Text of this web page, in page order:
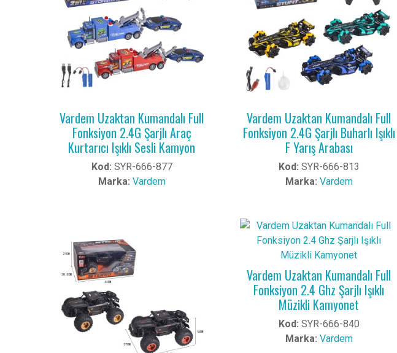
Vardem Uzaktan Kumandalı Full
Fonksiyon 2.4G Şarjlı Araç
Kurtarıcı Işıklı Sesli Kamyon
Kod: SYR-666-877
Marka: Vardem
Vardem Uzaktan Kumandalı Full
Fonksiyon 2.4G Şarjlı Buharlı Işıklı
F Yarış Arabası
Kod: SYR-666-813
Marka: Vardem
Vardem Uzaktan Kumandalı Full
Fonksiyon 2.4 Ghz Şarjlı Işıklı
Müzikli Kamyonet
Kod: SYR-666-840
Marka: Vardem